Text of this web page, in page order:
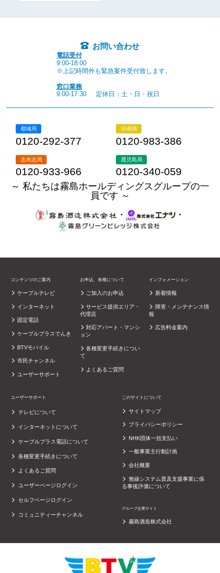
お問い合わせ
電話受付
9:00-18:00
※上記時間外も緊急案件受付致します。
窓口業務
9:00-17:30
定休日：土・日・祝日
都城局
0120-292-377
日南局
0120-983-386
志布志局
0120-933-966
鹿児島局
0120-340-059
～ 私たちは霧島ホールディングスグループの一
員です ～
・
・
コンテンツのご案内
ケーブルテレビ
インターネット
固定電話
ケーブルプラスでんき
BTVモバイル
市民チャンネル
ユーザーサポート
お申込、各種について
ご加入のお申込
サービス提供エリア・
代理店
対応アパート・マンシ
ョン
各種変更手続きについ
て
よくあるご質問
インフォメーション
新着情報
障害・メンテナンス情
報
広告料金案内
ユーザーサポート
テレビについて
インターネットについて
ケーブルプラス電話について
各種変更手続きについて
よくあるご質問
ユーザーページログイン
セルフページログイン
コミュニティーチャンネル
このサイトについて
サイトマップ
プライバシーポリシー
NHK団体一括支払い
一般事業主行動計画
会社概要
無線システム普及支援事業に係
る事後評価について
グループ企業サイト
霧島酒造株式会社